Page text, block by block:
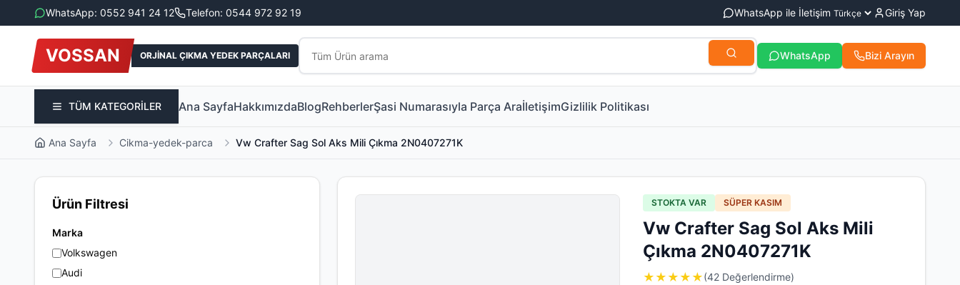
WhatsApp: 0552 941 24 12 Telefon: 0544 972 92 19 WhatsApp ile İletişim Giriş Yap
VOSSAN ORJİNAL ÇIKMA YEDEK PARÇALARI WhatsApp Bizi Arayın
TÜM KATEGORİLER Ana SayfaHakkımızdaBlogRehberlerŞasi Numarasıyla Parça AraİletişimGizlilik Politikası
Ana Sayfa Cikma-yedek-parca Vw Crafter Sag Sol Aks Mili Çıkma 2N0407271K
Ürün Filtresi
Marka
Volkswagen
Audi
STOKTA VAR SÜPER KASIM
Vw Crafter Sag Sol Aks Mili
Çıkma 2N0407271K
★ ★ ★ ★ ★(42 Değerlendirme)